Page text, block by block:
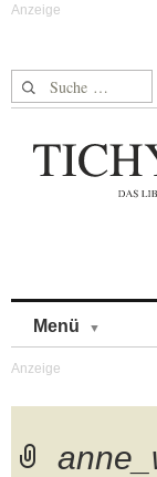
Suche nach:
Menü